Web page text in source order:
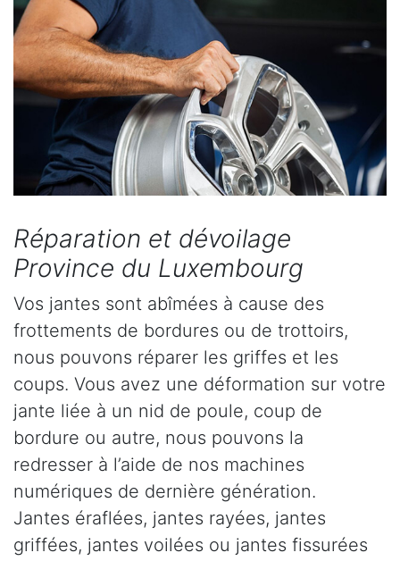
Réparation et dévoilage
Province du Luxembourg
Vos jantes sont abîmées à cause des
frottements de bordures ou de trottoirs,
nous pouvons réparer les griffes et les
coups. Vous avez une déformation sur votre
jante liée à un nid de poule, coup de
bordure ou autre, nous pouvons la
redresser à l’aide de nos machines
numériques de dernière génération.
Jantes éraflées, jantes rayées, jantes
griffées, jantes voilées ou jantes fissurées